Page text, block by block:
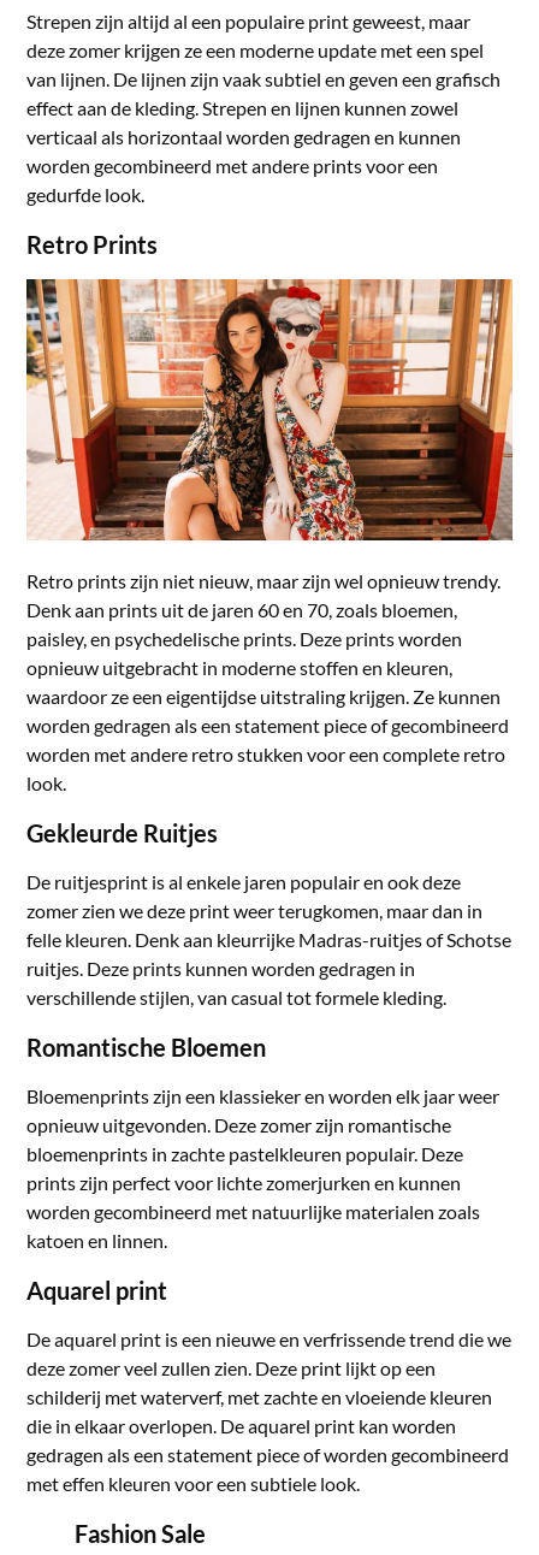
Strepen zijn altijd al een populaire print geweest, maar
deze zomer krijgen ze een moderne update met een spel
van lijnen. De lijnen zijn vaak subtiel en geven een grafisch
effect aan de kleding. Strepen en lijnen kunnen zowel
verticaal als horizontaal worden gedragen en kunnen
worden gecombineerd met andere prints voor een
gedurfde look.
Retro Prints
Retro prints zijn niet nieuw, maar zijn wel opnieuw trendy.
Denk aan prints uit de jaren 60 en 70, zoals bloemen,
paisley, en psychedelische prints. Deze prints worden
opnieuw uitgebracht in moderne stoffen en kleuren,
waardoor ze een eigentijdse uitstraling krijgen. Ze kunnen
worden gedragen als een statement piece of gecombineerd
worden met andere retro stukken voor een complete retro
look.
Gekleurde Ruitjes
De ruitjesprint is al enkele jaren populair en ook deze
zomer zien we deze print weer terugkomen, maar dan in
felle kleuren. Denk aan kleurrijke Madras-ruitjes of Schotse
ruitjes. Deze prints kunnen worden gedragen in
verschillende stijlen, van casual tot formele kleding.
Romantische Bloemen
Bloemenprints zijn een klassieker en worden elk jaar weer
opnieuw uitgevonden. Deze zomer zijn romantische
bloemenprints in zachte pastelkleuren populair. Deze
prints zijn perfect voor lichte zomerjurken en kunnen
worden gecombineerd met natuurlijke materialen zoals
katoen en linnen.
Aquarel print
De aquarel print is een nieuwe en verfrissende trend die we
deze zomer veel zullen zien. Deze print lijkt op een
schilderij met waterverf, met zachte en vloeiende kleuren
die in elkaar overlopen. De aquarel print kan worden
gedragen als een statement piece of worden gecombineerd
met effen kleuren voor een subtiele look.
Fashion Sale